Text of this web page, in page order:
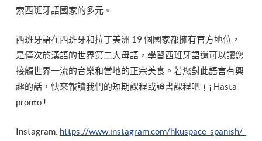
索西班牙語國家的多元。
西班牙語在西班牙和拉丁美洲 19 個國家都擁有官方地位，
是僅次於漢語的世界第二大母語，學習西班牙語還可以讓您
接觸世界一流的音樂和當地的正宗美食。若您對此語言有興
趣的話，快來報讀我們的短期課程或證書課程吧﹗¡ Hasta
pronto !
Instagram: https://www.instagram.com/hkuspace_spanish/